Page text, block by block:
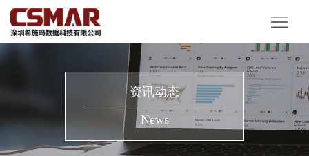
首
页
产
资讯动态
News